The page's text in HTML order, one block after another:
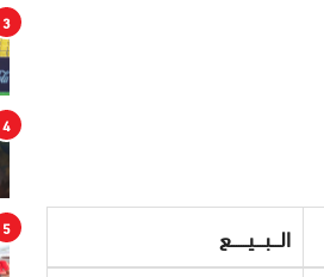
الــــبــــيـــــــع
3
4
5